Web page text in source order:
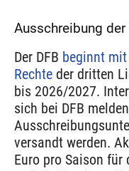
Ausschreibung
Der DFB beginnt mit
Rechte der dritten
bis 2026/2027.
sich bei DFB
versandt werden.
Euro pro Saison für